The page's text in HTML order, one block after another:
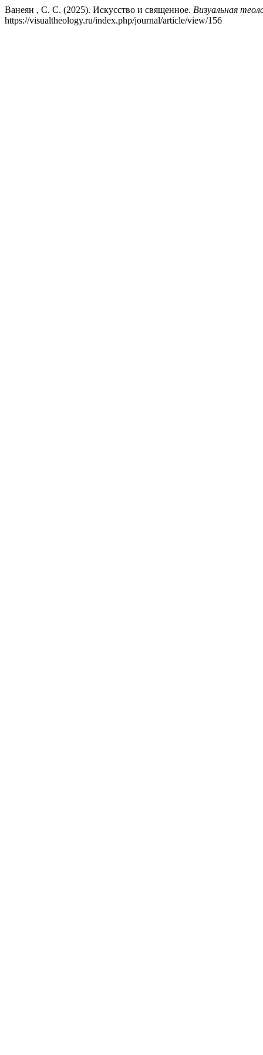
Ванеян , С. С. (2025). Искусство и священное. Визуальная
https://visualtheology.ru/index.php/journal/article/view/156